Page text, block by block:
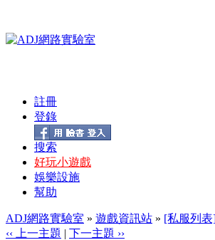
註冊
登錄
搜索
好玩小遊戲
娛樂設施
幫助
ADJ網路實驗室 » 遊戲資訊站 » [私服列
‹‹ 上一主題 | 下一主題 ››